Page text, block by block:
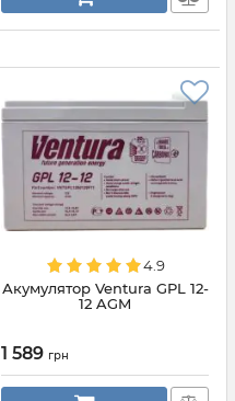
4.9
Акумулятор Ventura GPL 12-
12 AGM
1 589 грн